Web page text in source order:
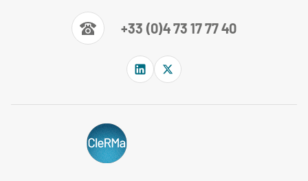
+33 (0)4 73 17 77 40